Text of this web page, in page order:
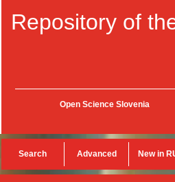
Repository of
Open Science Slovenia
Search Advanced New in